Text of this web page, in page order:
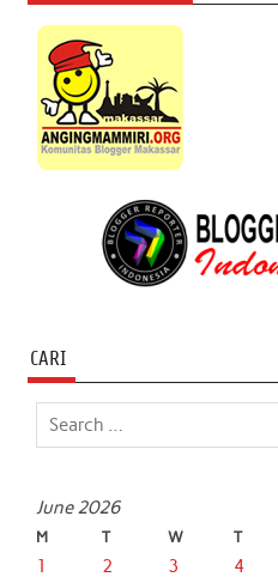
CARI
June 2026
M T W T
1 2 3 4